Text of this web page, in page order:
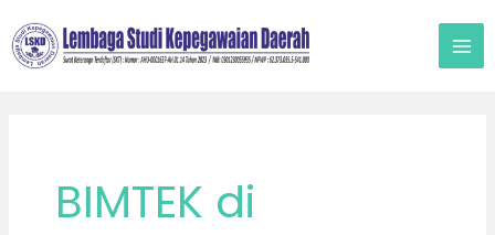
ke
konten
BIMTEK di